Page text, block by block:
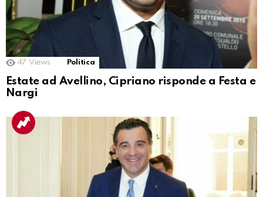
47 Views Politica
Estate ad Avellino, Cipriano risponde a Festa e
Nargi